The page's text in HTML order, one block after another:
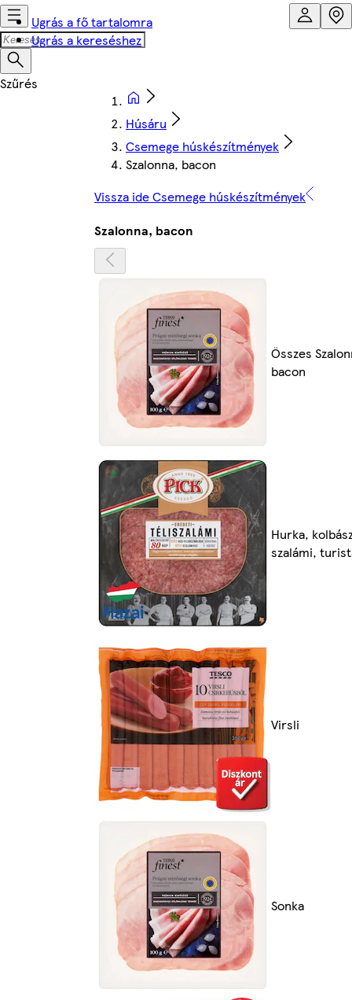
Ugrás a fő tartalomra
Ugrás a kereséshez
Húsáru
Csemege húskészítmények
Szalonna, bacon
Vissza ide Csemege húskészítmények
Szalonna, bacon
Összes
bacon
Hurka,
szalámi,
Virsli
Sonka